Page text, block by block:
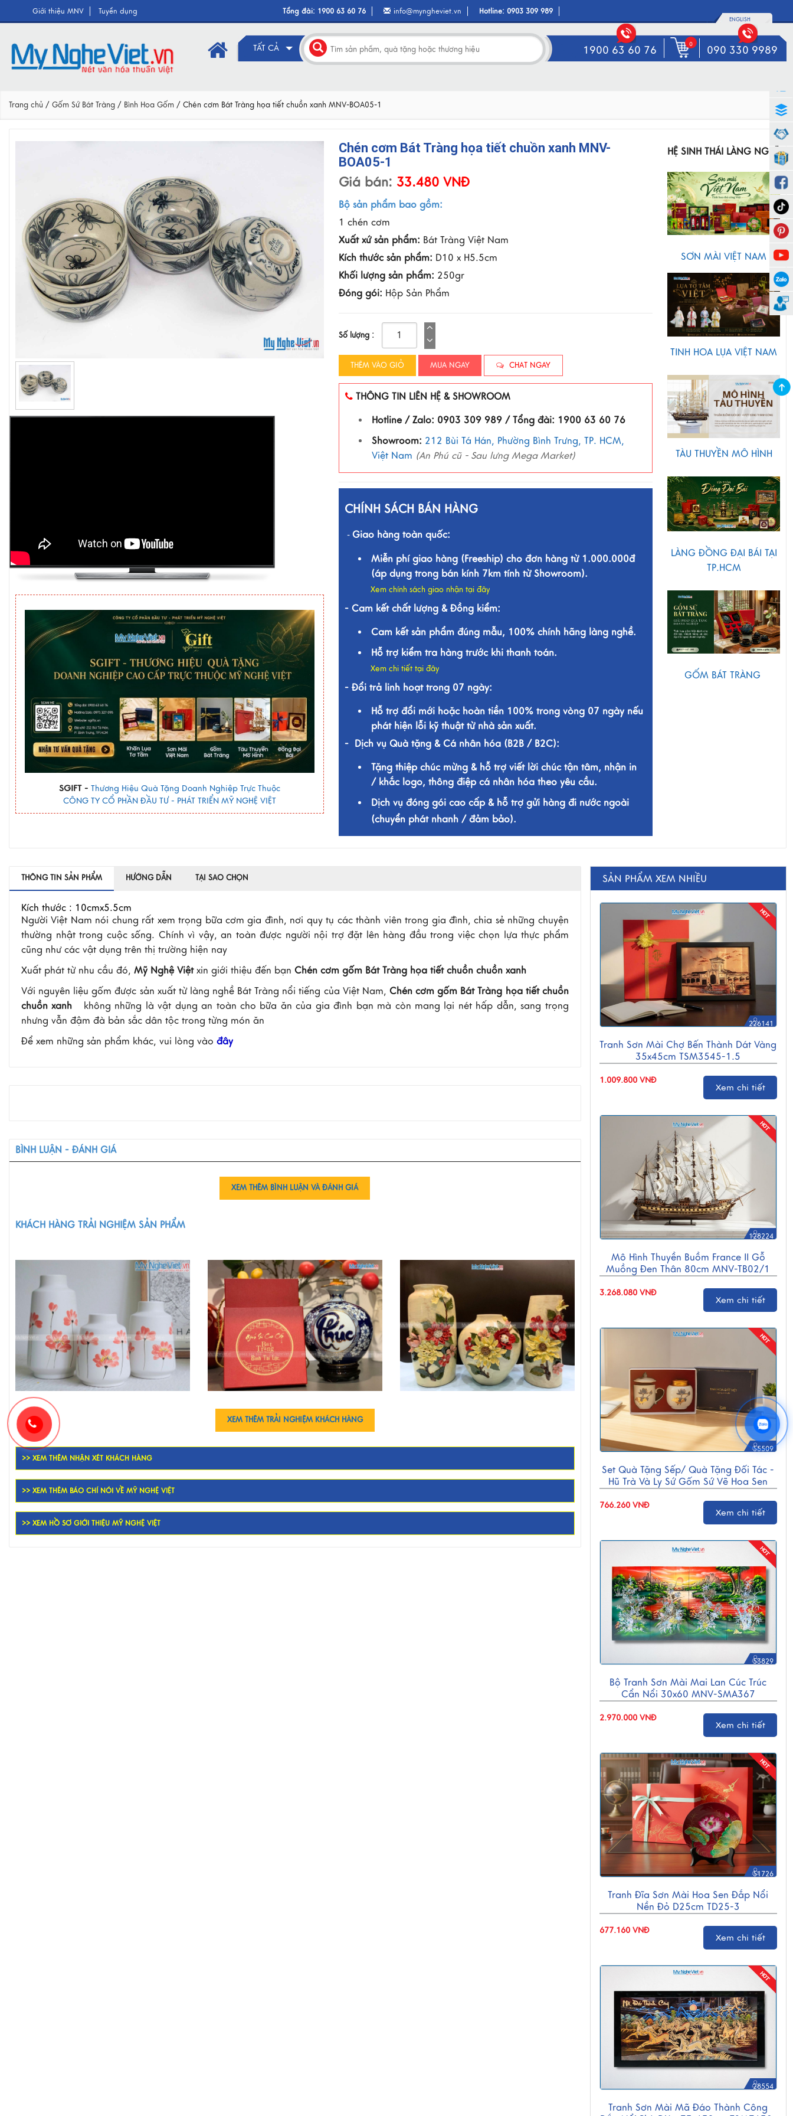
Giới thiệu MNV Tuyển dụng Tổng đài: 1900 63 60 76 info@myngheviet.vn Hotline:0903 309 989
ENGLISH
TẤT CẢ 1900 63 60 76 0 090 330 9989
Trang chủ / Gốm Sứ Bát Tràng / Bình Hoa Gốm / Chén cơm Bát Tràng họa tiết chuồn xanh MNV-BOA05-1
SGIFT - Thương Hiệu Quà Tặng Doanh Nghiệp Trực Thuộc
CÔNG TY CỔ PHẦN ĐẦU TƯ - PHÁT TRIỂN MỸ NGHỆ VIỆT
Chén cơm Bát Tràng họa tiết chuồn xanh MNV-
BOA05-1
Giá bán: 33.480 VNĐ
Bộ sản phẩm bao gồm:
1 chén cơm
Xuất xứ sản phẩm: Bát Tràng Việt Nam
Kích thước sản phẩm: D10 x H5.5cm
Khối lượng sản phẩm: 250gr
Đóng gói: Hộp Sản Phẩm
Số lượng :
THÊM VÀO GIỎ MUA NGAY CHAT NGAY
THÔNG TIN LIÊN HỆ & SHOWROOM
Hotline / Zalo: 0903 309 989 / Tổng đài: 1900 63 60 76
Showroom: 212 Bùi Tá Hán, Phường Bình Trưng, TP. HCM,
Việt Nam (An Phú cũ - Sau lưng Mega Market)
CHÍNH SÁCH BÁN HÀNG
- Giao hàng toàn quốc:
Miễn phí giao hàng (Freeship) cho đơn hàng từ 1.000.000đ
(áp dụng trong bán kính 7km tính từ Showroom).
Xem chính sách giao nhận tại đây
- Cam kết chất lượng & Đồng kiểm:
Cam kết sản phẩm đúng mẫu, 100% chính hãng làng nghề.
Hỗ trợ kiểm tra hàng trước khi thanh toán.
Xem chi tiết tại đây
- Đổi trả linh hoạt trong 07 ngày:
Hỗ trợ đổi mới hoặc hoàn tiền 100% trong vòng 07 ngày nếu
phát hiện lỗi kỹ thuật từ nhà sản xuất.
- Dịch vụ Quà tặng & Cá nhân hóa (B2B / B2C):
Tặng thiệp chúc mừng & hỗ trợ viết lời chúc tận tâm, nhận in
/ khắc logo, thông điệp cá nhân hóa theo yêu cầu.
Dịch vụ đóng gói cao cấp & hỗ trợ gửi hàng đi nước ngoài
(chuyển phát nhanh / đảm bảo).
HỆ SINH THÁI LÀNG NGHỀ
SƠN MÀI VIỆT NAM
TINH HOA LỤA VIỆT NAM
TÀU THUYỀN MÔ HÌNH
LÀNG ĐỒNG ĐẠI BÁI TẠI
TP.HCM
GỐM BÁT TRÀNG
THÔNG TIN SẢN PHẨM HƯỚNG DẪN TẠI SAO CHỌN
Kích thước : 10cmx5.5cm
Người Việt Nam nói chung rất xem trọng bữa cơm gia đình, nơi quy tụ các thành viên trong gia đình, chia sẻ những chuyện
thường nhật trong cuộc sống. Chính vì vậy, an toàn được người nội trợ đặt lên hàng đầu trong việc chọn lựa thực phẩm
cũng như các vật dụng trên thị trường hiện nay
Xuất phát từ nhu cầu đó, Mỹ Nghệ Việtxin giới thiệu đến bạn Chén cơm gốm Bát Tràng họa tiết chuồn chuồn xanh
Với nguyên liệu gốm được sản xuất từ làng nghề Bát Tràng nổi tiếng của Việt Nam, Chén cơm gốm Bát Tràng họa tiết chuồn
chuồn xanh
không những là vật dụng an toàn cho bữa ăn của gia đình bạn mà còn mang lại nét hấp dẫn, sang trọng
nhưng vẫn đậm đà bản sắc dân tộc trong từng món ăn
Để xem những sản phẩm khác, vui lòng vào đây
BÌNH LUẬN - ĐÁNH GIÁ
XEM THÊM BÌNH LUẬN VÀ ĐÁNH GIÁ
KHÁCH HÀNG TRẢI NGHIỆM SẢN PHẨM
XEM THÊM TRẢI NGHIỆM KHÁCH HÀNG
>> XEM THÊM NHẬN XÉT KHÁCH HÀNG
>> XEM THÊM BÁO CHÍ NÓI VỀ MỸ NGHỆ VIỆT
>> XEM HỒ SƠ GIỚI THIỆU MỸ NGHỆ VIỆT
SẢN PHẨM XEM NHIỀU
226141
Tranh Sơn Mài Chợ Bến Thành Dát Vàng
35x45cm TSM3545-1.5
1.009.800 VNĐ
Xem chi tiết
128224
Mô Hình Thuyền Buồm France II Gỗ
Muồng Đen Thân 80cm MNV-TB02/1
3.268.080 VNĐ
Xem chi tiết
55509
Set Quà Tặng Sếp/ Quà Tặng Đối Tác -
Hũ Trà Và Ly Sứ Gốm Sứ Vẽ Hoa Sen
766.260 VNĐ
Xem chi tiết
53829
Bộ Tranh Sơn Mài Mai Lan Cúc Trúc
Cẩn Nổi 30x60 MNV-SMA367
2.970.000 VNĐ
Xem chi tiết
51726
Tranh Đĩa Sơn Mài Hoa Sen Đắp Nổi
Nền Đỏ D25cm TD25-3
677.160 VNĐ
Xem chi tiết
28554
Tranh Sơn Mài Mã Đáo Thành Công